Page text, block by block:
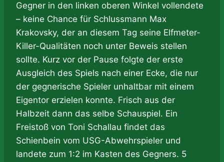
Gegner in den linken oberen Winkel vollendete
– keine Chance für Schlussmann Max
Krakovsky, der an diesem Tag seine Elfmeter-
Killer-Qualitäten noch unter Beweis stellen
sollte. Kurz vor der Pause folgte der erste
Ausgleich des Spiels nach einer Ecke, die nur
der gegnerische Spieler unhaltbar mit einem
Eigentor erzielen konnte. Frisch aus der
Halbzeit dann das selbe Schauspiel. Ein
Freistoß von Toni Schallau findet das
Schienbein vom USG-Abwehrspieler und
landete zum 1:2 im Kasten des Gegners. 5